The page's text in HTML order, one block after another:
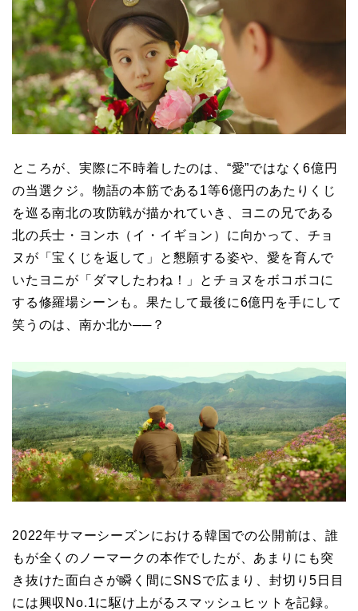
ところが、実際に不時着したのは、“愛”ではなく6億円
の当選クジ。物語の本筋である1等6億円のあたりくじ
を巡る南北の攻防戦が描かれていき、ヨニの兄である
北の兵士・ヨンホ（イ・イギョン）に向かって、チョ
ヌが「宝くじを返して」と懇願する姿や、愛を育んで
いたヨニが「ダマしたわね！」とチョヌをボコボコに
する修羅場シーンも。果たして最後に6億円を手にして
笑うのは、南か北か──？
2022年サマーシーズンにおける韓国での公開前は、誰
もが全くのノーマークの本作でしたが、あまりにも突
き抜けた面白さが瞬く間にSNSで広まり、封切り5日目
には興収No.1に駆け上がるスマッシュヒットを記録。